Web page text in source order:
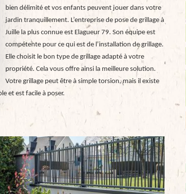
bien délimité et vos enfants peuvent jouer dans votre
jardin tranquillement. L’entreprise de pose de grillage à
Juille la plus connue est Elagueur 79. Son équipe est
compétente pour ce qui est de l’installation de grillage.
Elle choisit le bon type de grillage adapté à votre
propriété. Cela vous offre ainsi la meilleure solution.
Votre grillage peut être à simple torsion, mais il existe
et est facile à poser.